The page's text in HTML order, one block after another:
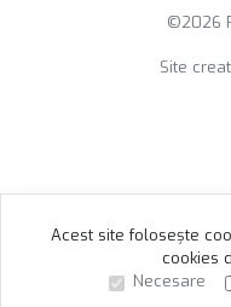
©2026
Site
Acest site folosește
cookies
Necesare